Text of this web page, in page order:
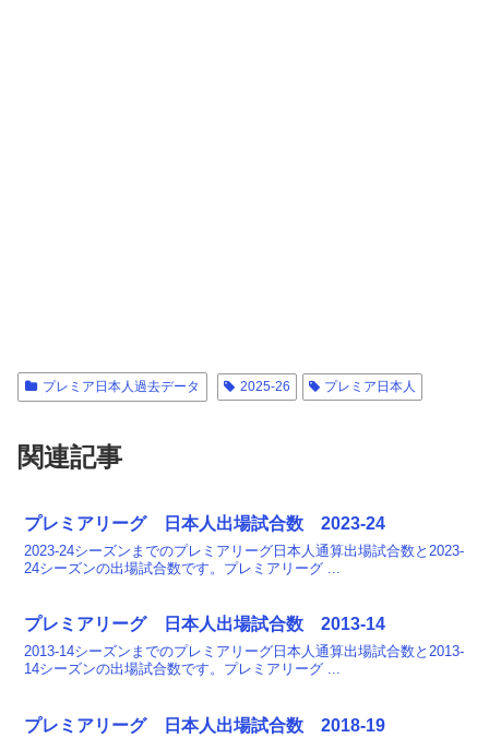
プレミア日本人過去データ 2025-26 プレミア日本人
関連記事
プレミアリーグ 日本人出場試合数 2023-24
2023-24シーズンまでのプレミアリーグ日本人通算出場試合数と2023-
24シーズンの出場試合数です。プレミアリーグ ...
プレミアリーグ 日本人出場試合数 2013-14
2013-14シーズンまでのプレミアリーグ日本人通算出場試合数と2013-
14シーズンの出場試合数です。プレミアリーグ ...
プレミアリーグ 日本人出場試合数 2018-19